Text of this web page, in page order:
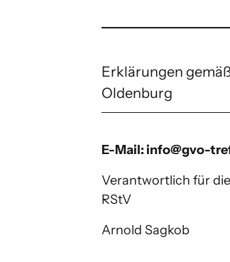
Erklärungen
Oldenburg
E-Mail: info@gvo-
Verantwortlich für
RStV
Arnold Sagkob